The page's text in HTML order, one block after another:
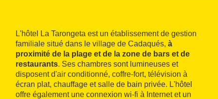
L'hôtel La Tarongeta est un établissement de gestion
familiale situé dans le village de Cadaqués, à
proximité de la plage et de la zone de bars et de
restaurants. Ses chambres sont lumineuses et
disposent d'air conditionné, coffre-fort, télévision à
écran plat, chauffage et salle de bain privée. L'hôtel
offre également une connexion wi‑fi à Internet et un